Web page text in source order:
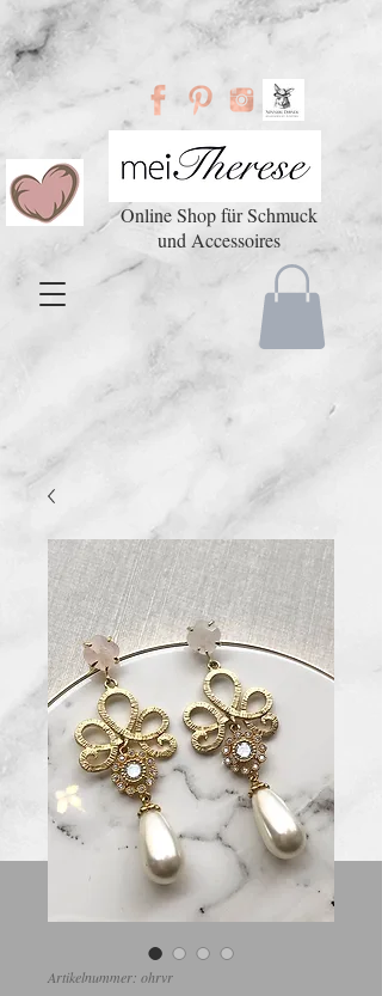
Online Shop für Schmuck
und Accessoires
Artikelnummer: ohrvr